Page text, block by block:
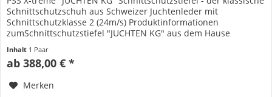
Schnittschutzschuh aus Schweizer Juchtenleder mit
Schnittschutzklasse 2 (24m/s) Produktinformationen
zumSchnittschutzstiefel "JUCHTEN KG" aus dem Hause
Inhalt 1 Paar
ab 388,00 € *
Merken